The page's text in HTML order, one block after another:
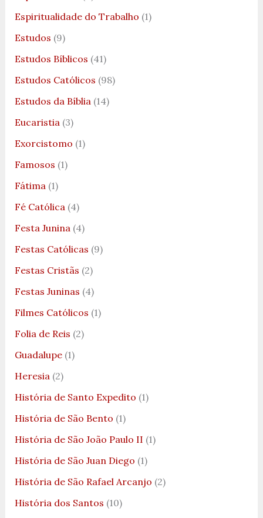
Espiritualidade do Trabalho (1)
Estudos (9)
Estudos Bíblicos (41)
Estudos Católicos (98)
Estudos da Bíblia(14)
Eucaristia(3)
Exorcistomo (1)
Famosos (1)
Fátima(1)
Fé Católica(4)
Festa Junina(4)
Festas Católicas (9)
Festas Cristãs (2)
Festas Juninas (4)
Filmes Católicos (1)
Folia de Reis (2)
Guadalupe(1)
Heresia(2)
História de Santo Expedito (1)
História de São Bento (1)
História de São João Paulo II (1)
História de São Juan Diego (1)
História de São Rafael Arcanjo (2)
História dos Santos (10)